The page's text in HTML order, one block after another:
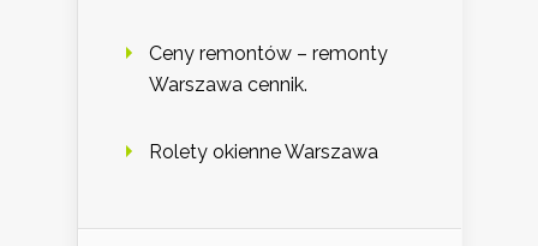
Ceny remontów – remonty
Warszawa cennik.
Rolety okienne Warszawa